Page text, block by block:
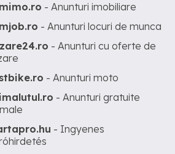
- Anunturi imobiliare
- Anunturi locuri de munca
- Anunturi cu oferte de
- Anunturi moto
- Anunturi gratuite
- Ingyenes